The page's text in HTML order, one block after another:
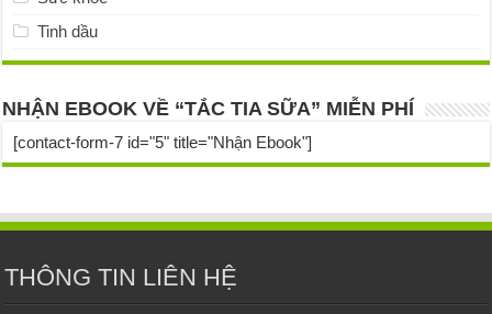
Tinh dầu
NHẬN EBOOK VỀ “TẮC TIA SỮA” MIỄN PHÍ
[contact-form-7 id="5" title="Nhận Ebook"]
THÔNG TIN LIÊN HỆ